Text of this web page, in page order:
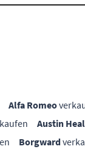
Alfa Romeo
Austin
Borgward